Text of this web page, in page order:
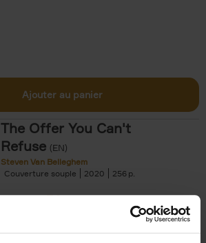
Ajouter au panier
The Offer You Can't
Refuse (EN)
Steven Van Belleghem
Couverture souple
2020 256
€37,50